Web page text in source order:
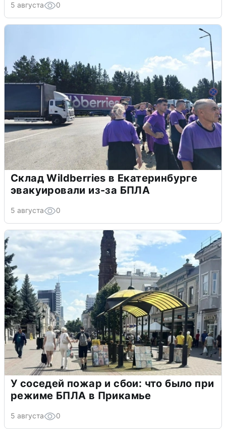
5 августа 0
Склад Wildberries в Екатеринбурге
эвакуировали из-за БПЛА
5 августа 0
У соседей пожар и сбои: что было при
режиме БПЛА в Прикамье
5 августа 0